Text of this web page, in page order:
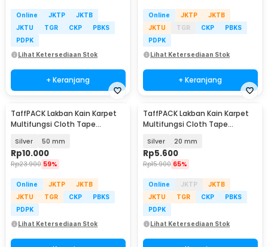
Online JKTP
JKTB
JKTU
TGR CKP
PBKS
PDPK
Lihat Ketersediaan Stok
+ Keranjang
Online JKTP
JKTB
JKTU
TGR CKP
PBKS
PDPK
Lihat Ketersediaan Stok
+ Keranjang
TaffPACK Lakban Kain Karpet
Multifungsi Cloth Tape
Silver 50 mm
Rp10.000
Rp23.900 59%
Online JKTP
JKTB
JKTU
TGR CKP
PBKS
PDPK
Lihat Ketersediaan Stok
TaffPACK Lakban Kain Karpet
Multifungsi Cloth Tape
Silver 20 mm
Rp5.600
Rp15.900 65%
Online JKTP
JKTB
JKTU
TGR CKP
PBKS
PDPK
Lihat Ketersediaan Stok